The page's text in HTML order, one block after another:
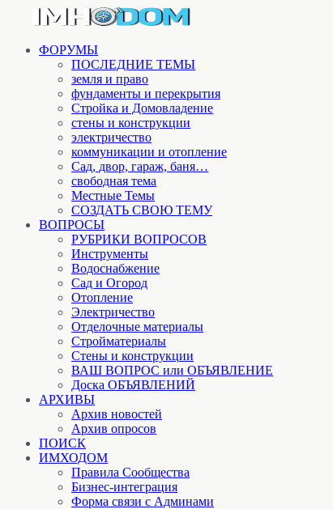
ФОРУМЫ
ПОСЛЕДНИЕ ТЕМЫ
земля и право
фундаменты и перекрытия
Стройка и Домовладение
стены и конструкции
электричество
коммуникации и отопление
Cад, двор, гараж, баня…
свободная тема
Местные Темы
СОЗДАТЬ СВОЮ ТЕМУ
ВОПРОСЫ
РУБРИКИ ВОПРОСОВ
Инструменты
Водоснабжение
Сад и Огород
Отопление
Электричество
Отделочные материалы
Стройматериалы
Стены и конструкции
ВАШ ВОПРОС или ОБЪЯВЛЕНИЕ
Доска ОБЪЯВЛЕНИЙ
АРХИВЫ
Архив новостей
Архив опросов
ПОИСК
ИМХОДОМ
Правила Сообщества
Бизнес-интеграция
Форма связи с Админами